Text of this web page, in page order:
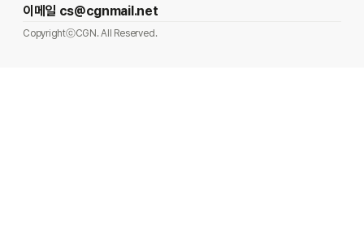
이메일 cs@cgnmail.net
CopyrightⓒCGN. All Reserved.